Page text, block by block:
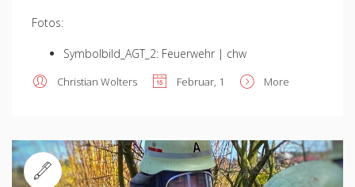
Fotos:
Symbolbild_AGT_2: Feuerwehr | chw
Christian Wolters Februar, 1 More